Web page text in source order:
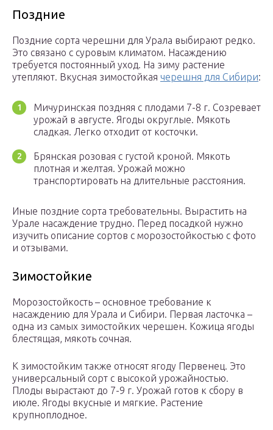
Поздние
Поздние сорта черешни для Урала выбирают редко.
Это связано с суровым климатом. Насаждению
требуется постоянный уход. На зиму растение
утепляют. Вкусная зимостойкая черешня для Сибири:
Мичуринская поздняя с плодами 7-8 г. Созревает
урожай в августе. Ягоды округлые. Мякоть
сладкая. Легко отходит от косточки.
Брянская розовая с густой кроной. Мякоть
плотная и желтая. Урожай можно
транспортировать на длительные расстояния.
Иные поздние сорта требовательны. Вырастить на
Урале насаждение трудно. Перед посадкой нужно
изучить описание сортов с морозостойкостью с фото
и отзывами.
Зимостойкие
Морозостойкость – основное требование к
насаждению для Урала и Сибири. Первая ласточка –
одна из самых зимостойких черешен. Кожица ягоды
блестящая, мякоть сочная.
К зимостойким также относят ягоду Первенец. Это
универсальный сорт с высокой урожайностью.
Плоды вырастают до 7-9 г. Урожай готов к сбору в
июле. Ягоды вкусные и мягкие. Растение
крупноплодное.